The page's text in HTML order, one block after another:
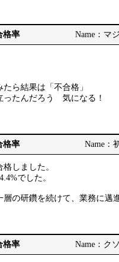
格率 Name：マ
たら結果は「不合格」
ったんだろう 気になる！
格率 Name：
しました。
でした。
層の研鑽を続けて、業務に邁
格率 Name：ク